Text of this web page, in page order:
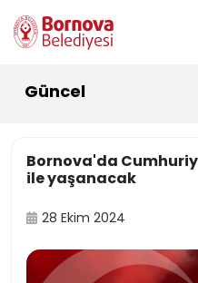
Güncel
Bornova'da
ile yaşanacak
28 Ekim 2024